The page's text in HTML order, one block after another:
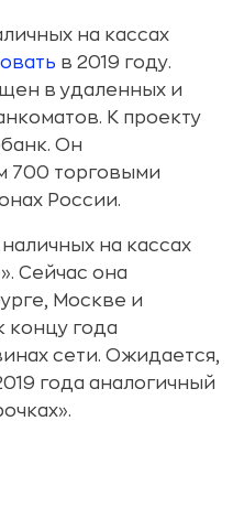
на кассах
в 2019 году.
в удаленных и
К проекту
Он
700 торговыми
России.
на кассах
Сейчас она
Москве и
концу года
сети. Ожидается,
года аналогичный